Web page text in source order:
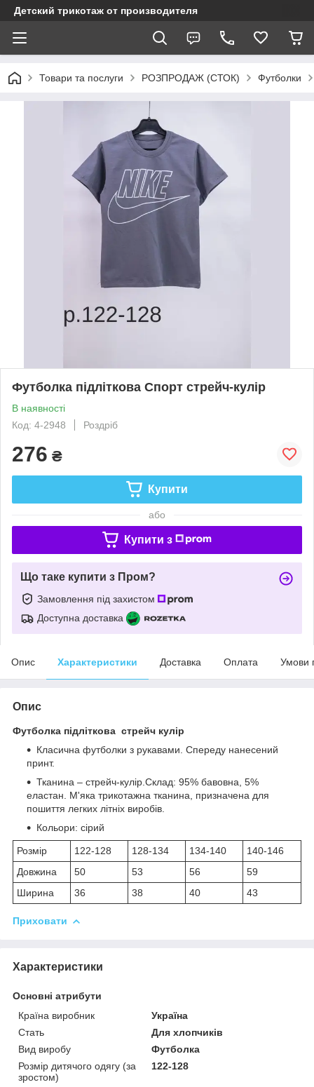
Детский трикотаж от производителя
Товари та послуги РОЗПРОДАЖ (СТОК) Футболки
Футболка підліткова Спорт стрейч-кулір
В наявності
Код: 4-2948
Роздріб
276 ₴
Купити
або
Купити з
Що таке купити з Пром?
Замовлення під захистом
Доступна доставка
Опис Характеристики Доставка Оплата Умови
Опис
Футболка підліткова стрейч кулір
Класична футболки з рукавами. Спереду нанесений
принт.
Тканина – стрейч-кулір.Склад: 95% бавовна, 5%
еластан. М'яка трикотажна тканина, призначена для
пошиття легких літніх виробів.
Кольори: сірий
Розмір 122-128 128-134 134-140
140-146
Довжина
50 53 56
59
Ширина
36 38 40 43
Приховати
Характеристики
Основні атрибути
Країна виробник
Україна
Стать
Для хлопчиків
Вид виробу
Футболка
Розмір дитячого одягу (за
зростом)
122-128